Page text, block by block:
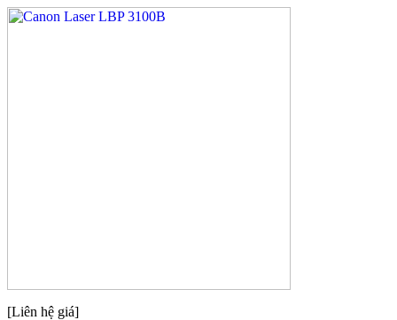
[Liên hệ giá]